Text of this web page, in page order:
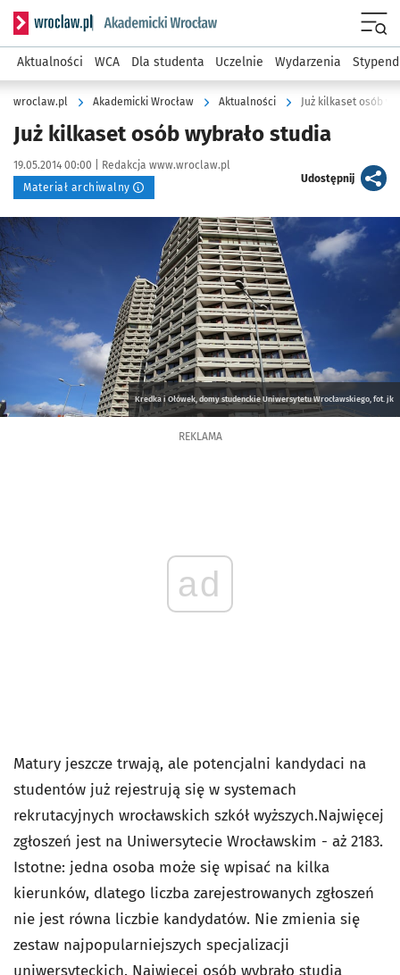
Serwis informacyjny wroclaw.pl podserwis: Akademicki
Aktualności WCA Dla studenta Uczelnie Wydarzenia
wroclaw.pl Akademicki Wrocław Aktualności Już kilkaset osób
Już kilkaset osób wybrało studia
Data publikacji:
19.05.2014 00:00 | Autor:
Redakcja www.wroclaw.pl
Materiał archiwalny
Udostępnijartykuł
Kliknij, aby powiększyć
Kredka i Ołówek, domy studenckie Uniwersytetu Wrocławskiego, fot. jk
REKLAMA
ad
Matury jeszcze trwają, ale potencjalni kandydaci na
studentów już rejestrują się w systemach
rekrutacyjnych wrocławskich szkół wyższych.Najwięcej
zgłoszeń jest na Uniwersytecie Wrocławskim - aż 2183.
Istotne: jedna osoba może się wpisać na kilka
kierunków, dlatego liczba zarejestrowanych zgłoszeń
nie jest równa liczbie kandydatów. Nie zmienia się
zestaw najpopularniejszych specjalizacji
uniwersyteckich. Najwięcej osób wybrało studia